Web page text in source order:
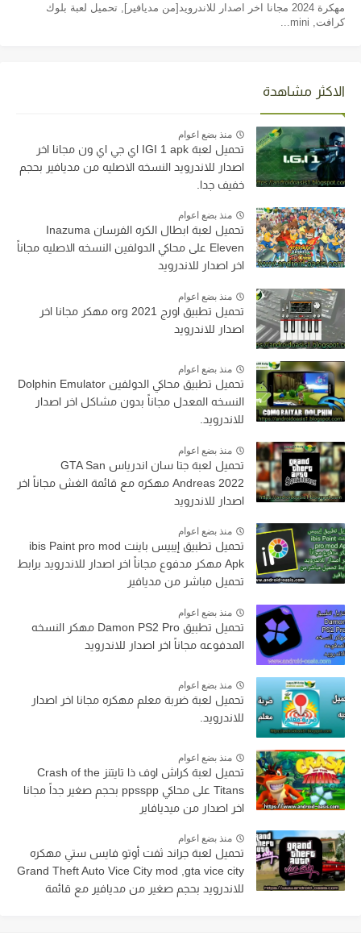
مهكرة 2024 مجانا اخر اصدار للاندرويد[من مديافير], تحميل لعبة بلوك
كرافت, mini...
الاكثر مشاهدة
منذ بضع اعوام
تحميل لعبة IGI 1 apk اي جي اي ون مجانا اخر
اصدار للاندرويد النسخه الاصليه من مديافير بحجم
خفيف جدا.
منذ بضع اعوام
تحميل لعبة ابطال الكره الفرسان Inazuma
Eleven على محاكي الدولفين النسخه الاصليه مجاناً
اخر اصدار للاندرويد
منذ بضع اعوام
تحميل تطبيق اورج org 2021 مهكر مجانا اخر
اصدار للاندرويد
منذ بضع اعوام
تحميل تطبيق محاكي الدولفين Dolphin Emulator
النسخه المعدل مجاناً بدون مشاكل اخر اصدار
للاندرويد.
منذ بضع اعوام
تحميل لعبة جتا سان اندرياس GTA San
Andreas 2022 مهكره مع قائمة الغش مجاناً اخر
اصدار للاندرويد
منذ بضع اعوام
تحميل تطبيق إيبيس باينت ibis Paint pro mod
Apk مهكر مدفوع مجاناً اخر اصدار للاندرويد برابط
تحميل مباشر من مديافير
منذ بضع اعوام
تحميل تطبيق Damon PS2 Pro مهكر النسخه
المدفوعه مجاناً اخر اصدار للاندرويد
منذ بضع اعوام
تحميل لعبة ضربة معلم مهكره مجانا اخر اصدار
للاندرويد.
منذ بضع اعوام
تحميل لعبة كراش اوف ذا تايتنز Crash of the
Titans على محاكي ppsspp بحجم صغير جداً مجانا
اخر اصدار من ميديافاير
منذ بضع اعوام
تحميل لعبة جراند ثفت أوتو فايس ستي مهكره
Grand Theft Auto Vice City mod ,gta vice city
للاندرويد بحجم صغير من مديافير مع قائمة